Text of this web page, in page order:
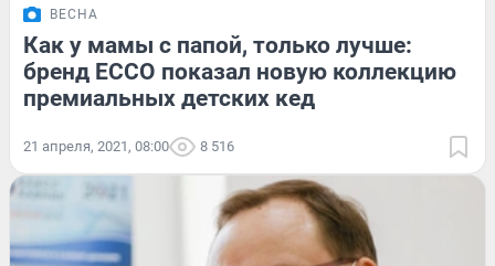
ВЕСНА
Как у мамы с папой, только лучше:
бренд ECCO показал новую коллекцию
премиальных детских кед
21 апреля, 2021, 08:00 8 516